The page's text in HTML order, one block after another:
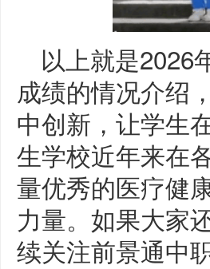
以上就是2026
成绩的情况介绍
中创新，让学生
生学校近年来在
量优秀的医疗健
力量。如果大家
续关注前景通中职